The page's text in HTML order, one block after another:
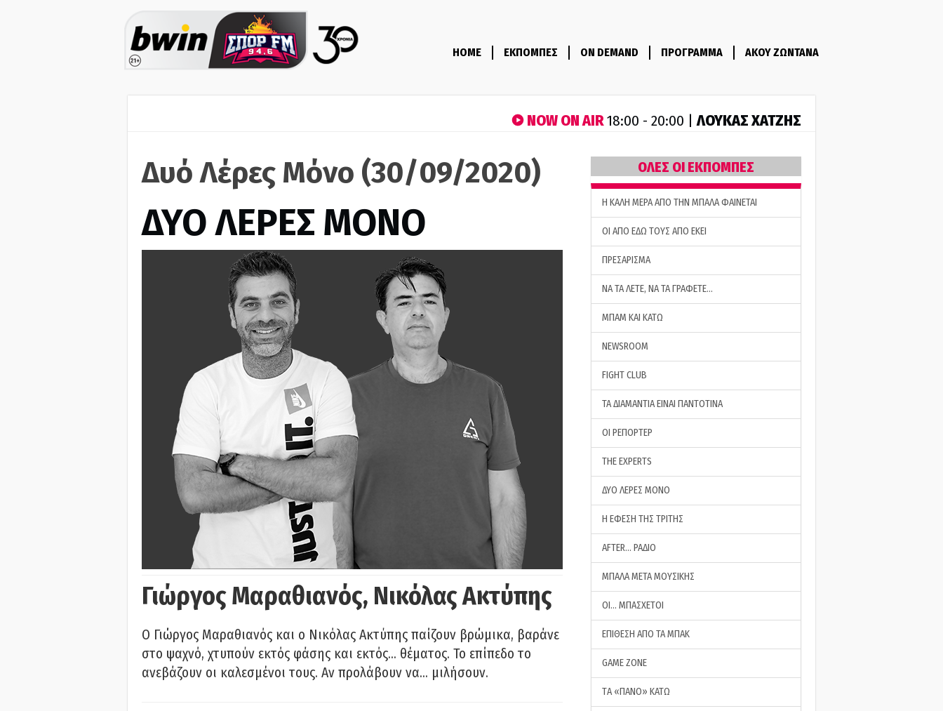
HOME ΕΚΠΟΜΠΕΣ ON DEMAND ΠΡΟΓΡΑΜΜΑ ΑΚΟΥ ΖΩΝΤΑΝΑ
NOW ON AIR18:00 - 20:00 |ΛΟΥΚΑΣ ΧΑΤΖΗΣ
Δυό Λέρες Μόνο (30/09/2020)
ΔΥΟ ΛΕΡΕΣ ΜΟΝΟ
Γιώργος Μαραθιανός, Νικόλας Ακτύπης
Ο Γιώργος Μαραθιανός και ο Νικόλας Ακτύπης παίζουν βρώμικα, βαράνε
στο ψαχνό, χτυπούν εκτός φάσης και εκτός… θέματος. Το επίπεδο το
ανεβάζουν οι καλεσμένοι τους. Αν προλάβουν να… μιλήσουν.
ΟΛΕΣ ΟΙ ΕΚΠΟΜΠΕΣ
H ΚΑΛΗ ΜΕΡΑ ΑΠΟ ΤΗΝ ΜΠΑΛΑ ΦΑΙΝΕΤΑΙ
ΟΙ ΑΠΟ ΕΔΩ ΤΟΥΣ ΑΠΟ ΕΚΕΙ
ΠΡΕΣΑΡΙΣΜΑ
ΝΑ ΤΑ ΛΕΤΕ, ΝΑ ΤΑ ΓΡΑΦΕΤΕ…
ΜΠΑΜ ΚΑΙ ΚΑΤΩ
NEWSROOM
FIGHT CLUB
ΤΑ ΔΙΑΜΑΝΤΙΑ ΕΙΝΑΙ ΠΑΝΤΟΤΙΝΑ
ΟΙ ΡΕΠΟΡΤΕΡ
THE EXPERTS
ΔΥΟ ΛΕΡΕΣ ΜΟΝΟ
Η ΕΦΕΣΗ ΤΗΣ ΤΡΙΤΗΣ
AFTER… ΡΑΔΙΟ
ΜΠΑΛΑ ΜΕΤΑ ΜΟΥΣΙΚΗΣ
ΟΙ… ΜΠΑΣΧΕΤΟΙ
ΕΠΙΘΕΣΗ ΑΠΟ ΤΑ ΜΠΑΚ
GAME ZONE
ΤA «ΠΑΝΟ» ΚΑΤΩ